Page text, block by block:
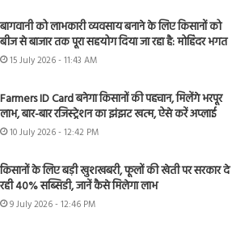
बागवानी को लाभकारी व्यवसाय बनाने के लिए किसानों को
बीज से बाजार तक पूरा सहयोग दिया जा रहा है: मोहिंदर भगत
15 July 2026 - 11:43 AM
Farmers ID Card बनेगा किसानों की पहचान, मिलेंगे भरपूर
लाभ, बार-बार रजिस्ट्रेशन का झंझट खत्म, ऐसे करें अप्लाई
10 July 2026 - 12:42 PM
किसानों के लिए बड़ी खुशखबरी, फूलों की खेती पर सरकार दे
रही 40% सब्सिडी, जानें कैसे मिलेगा लाभ
9 July 2026 - 12:46 PM